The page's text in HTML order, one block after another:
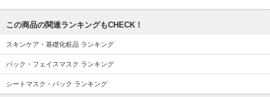
この商品の関連ランキングもCHECK！
スキンケア・基礎化粧品 ランキング
パック・フェイスマスク ランキング
シートマスク・パック ランキング